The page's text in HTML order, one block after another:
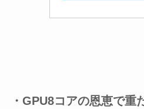
・GPU8コアの恩恵で重